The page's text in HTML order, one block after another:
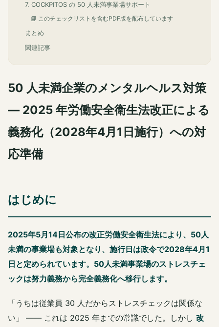
7. COCKPITOS の 50 人未満事業場サポート
📘 このチェックリストを含むPDF版を配布しています
まとめ
関連記事
50 人未満企業のメンタルヘルス対策
― 2025 年労働安全衛生法改正による
義務化（2028年4月1日施行）への対
応準備
はじめに
2025年5月14日公布の改正労働安全衛生法により、50人
未満の事業場も対象となり、施行日は政令で2028年4月1
日と定められています。50人未満事業場のストレスチェ
ックは努力義務から完全義務化へ移行します。
「うちは従業員 30 人だからストレスチェックは関係な
い」 ―― これは 2025 年までの常識でした。しかし 改